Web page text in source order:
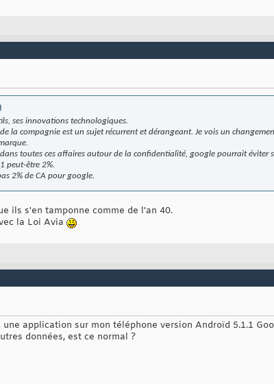
ses innovations technologiques.
la compagnie est un sujet récurrent et dérangeant. Je vois un
toutes ces affaires autour de la confidentialité, google pourrait éviter
peut-être 2%.
2% de CA pour google.
ils s'en tamponne comme de l'an 40.
la Loi Avia
application sur mon téléphone version Androïd 5.1.1
données, est ce normal ?